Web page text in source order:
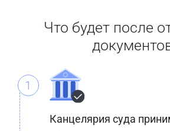
Что будет после
1
Канцелярия суда